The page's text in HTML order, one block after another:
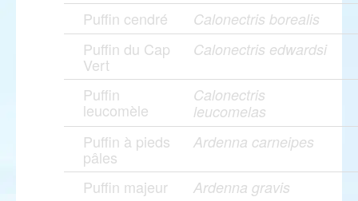
Puffin cendré Calonectris borealis
Puffin du Cap
Vert
Calonectris edwardsi
Puffin
leucomèle
Calonectris
leucomelas
Puffin à pieds
pâles
Ardenna carneipes
Puffin majeur Ardenna gravis